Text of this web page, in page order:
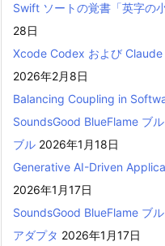
Swift ソートの覚書「英字の
28日
Xcode Codex および
2026年2月8日
Balancing Coupling in
SoundsGood BlueFlame ブ
ブル 2026年1月18日
Generative AI-Driven
2026年1月17日
SoundsGood BlueFlame ブ
アダプタ 2026年1月17日